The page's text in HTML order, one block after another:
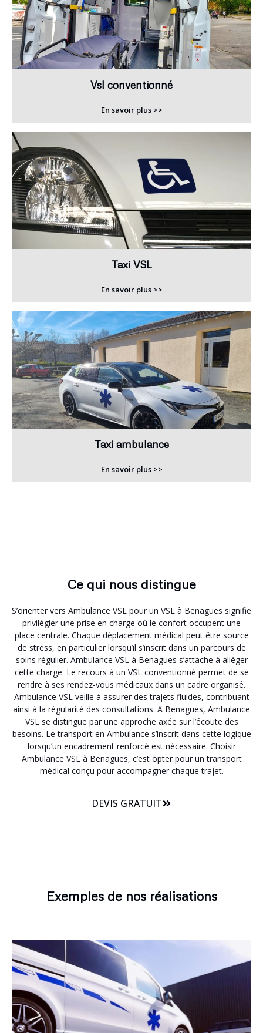
Vsl conventionné
En savoir plus >>
Taxi VSL
En savoir plus >>
Taxi ambulance
En savoir plus >>
Ce qui nous distingue
S’orienter vers Ambulance VSL pour un VSL à Benagues signifie
privilégier une prise en charge où le confort occupent une
place centrale. Chaque déplacement médical peut être source
de stress, en particulier lorsqu’il s’inscrit dans un parcours de
soins régulier. Ambulance VSL à Benagues s’attache à alléger
cette charge. Le recours à un VSL conventionné permet de se
rendre à ses rendez-vous médicaux dans un cadre organisé.
Ambulance VSL veille à assurer des trajets fluides, contribuant
ainsi à la régularité des consultations. A Benagues, Ambulance
VSL se distingue par une approche axée sur l’écoute des
besoins. Le transport en Ambulance s’inscrit dans cette logique
lorsqu’un encadrement renforcé est nécessaire. Choisir
Ambulance VSL à Benagues, c’est opter pour un transport
médical conçu pour accompagner chaque trajet.
DEVIS GRATUIT
Exemples de nos réalisations